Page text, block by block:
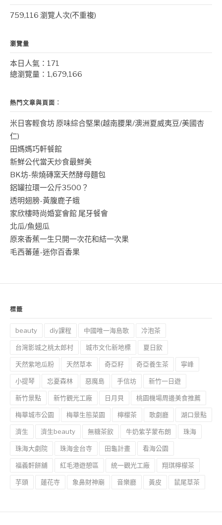
759,116 瀏覽人次(不重複)
瀏覽量
本日人氣：171
總瀏覽量：1,679,166
熱門文章與頁面︰
米日客輕食坊 原味綜合堅果(越南腰果/澳洲夏威夷豆/美國杏
仁)
田媽媽巧軒餐館
新鮮公代當天炒食最鮮美
BK坊-柴燒磚窯天然酵母麵包
鋁罐拉環一公斤3500？
透明翅膀-黃腹鹿子蛾
家欣樓時尚婚宴會館 尾牙餐會
北瓜/魚翅瓜
原來香蕉一生只開一次花和結一次果
毛西蕃蓮-迷你百香果
標籤
beauty diy課程 中國唯一海島歌 冷泡茶
台灣影城之桃太郎村 城市文化新地標 夏日飲
天然紫地瓜粉 天然草本 奇亞籽 奇亞養生茶 寧峰
小提琴 忘憂森林 惡魔島 手信坊 新竹一日遊
新竹景點 新竹觀光工廠 日月貝 桃園機場周邊美食推薦
梅華城市公園 梅華生態菜園 檸檬茶 歌劇廳 湖口景點
濟生 濟生beauty 無糖茶飲 牛奶紫芋蒙布朗 珠海
珠海大劇院 珠海金台寺 田龜計畫 看海公園
福義軒餅舖 紅毛港遊憩區 統一觀光工廠 翔琪檸檬茶
芋頭 蓮花寺 象鼻財神廟 音樂廳 黃皮 鼠尾草茶